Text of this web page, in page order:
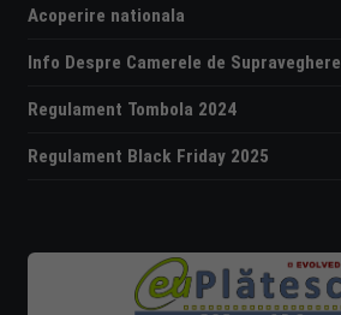
Acoperire nationala
Info Despre Camerele de Supraveghere
Regulament Tombola 2024
Regulament Black Friday 2025